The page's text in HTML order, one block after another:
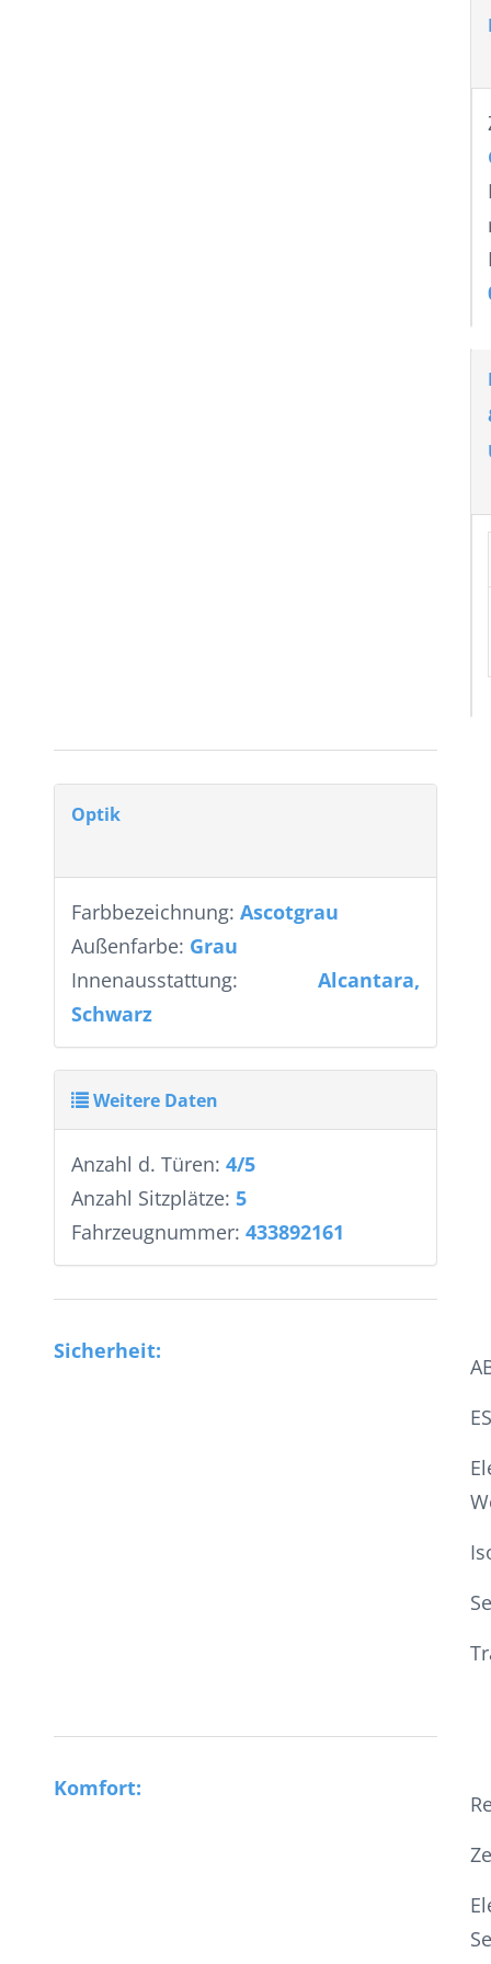
Optik
Farbbezeichnung: Ascotgrau
Außenfarbe: Grau
Innenausstattung:
Alcantara,
Schwarz
Weitere Daten
Anzahl d. Türen: 4/5
Anzahl Sitzplätze: 5
Fahrzeugnummer: 433892161
Sicherheit:
Komfort: